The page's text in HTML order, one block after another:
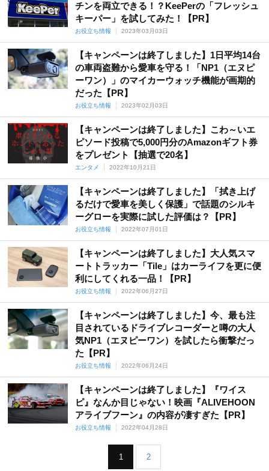
チンを両立できる！？KeePerの「フレッシュ
キーパー」を試してみた！【PR】
お役立ち情報 2023年03月03日
【キャンペーンは終了しました】1日平均14台
の車両盗難から愛車を守る！「NP1（エヌピ
ーワン）」のマイカーウォッチ機能が画期的
だった【PR】
お役立ち情報 2023年02月03日
【キャンペーンは終了しました】こわ～いエ
ピソード投稿で5,000円分のAmazonギフト券
をプレゼント【抽選で20名】
エンタメ 2022年10月21日
【キャンペーンは終了しました】「拭き上げ
るだけで愛車を美しく保護」で話題のシルキ
ーグローを実際に試した評価は？【PR】
お役立ち情報 2022年07月01日
【キャンペーンは終了しました】大人気スマ
ートトラッカー「Tile」はカーライフを更に便
利にしてくれる一品！【PR】
お役立ち情報 2022年06月27日
【キャンペーンは終了しました】今、最も注
目されているドライブレコーダーと噂の大人
気NP1（エヌピーワン）を試したら衝撃だっ
た【PR】
お役立ち情報 2022年06月24日
【キャンペーンは終了しました】『ワイス
ピ』なんか目じゃない！映画『ALIVEHOON
アライブフーン』の内容が凄すぎた【PR】
お役立ち情報 2022年04月28日
1 2